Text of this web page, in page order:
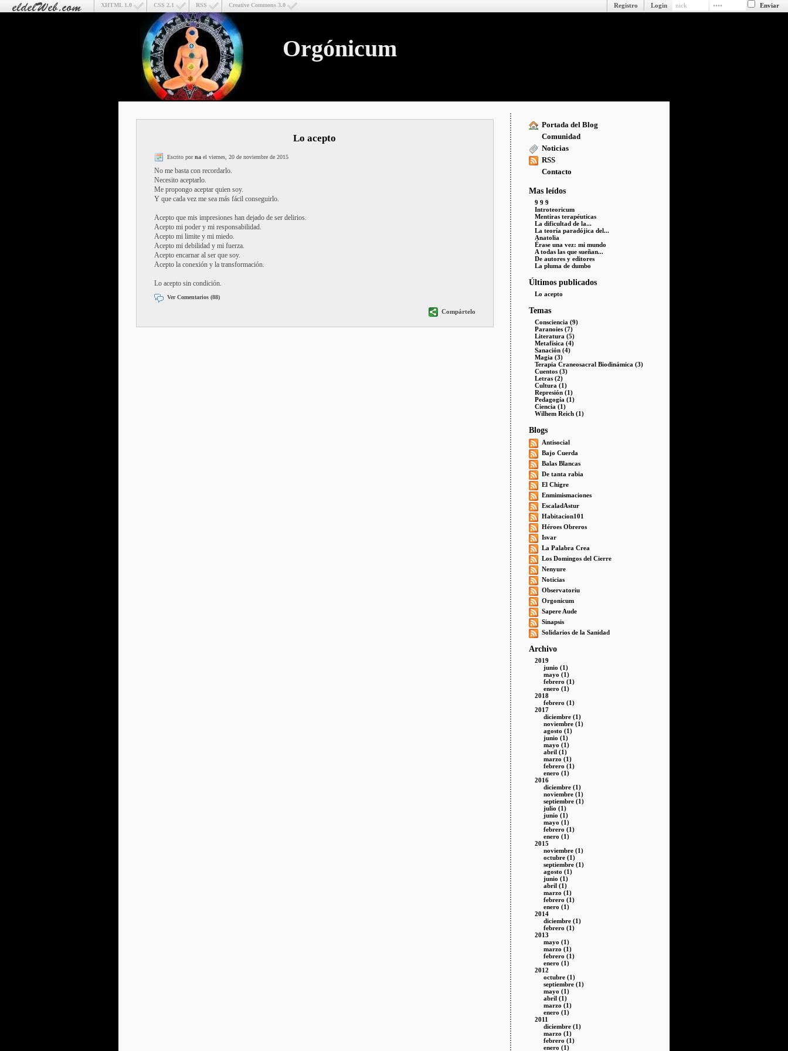
Creative Commons 3.0
RSS
CSS 2.1
XHTML 1.0 Login
Registro
Orgónicum
Portada del Blog
Comunidad
Noticias
RSS
Contacto
Mas leídos
9 9 9
Introteoricum
Mentiras terapéuticas
La dificultad de la...
La teoría paradójica del...
Anatolia
Érase una vez: mi mundo
A todas las que sueñan...
De autores y editores
La pluma de dumbo
Últimos publicados
Lo acepto
Temas
Consciencia (9)
Paranoies (7)
Literatura (5)
Metafísica (4)
Sanación (4)
Magia (3)
Terapia Craneosacral Biodinámica (3)
Cuentos (3)
Letras (2)
Cultura (1)
Represión (1)
Pedagogía (1)
Ciencia (1)
Wilhem Reich (1)
Blogs
Antisocial
Bajo Cuerda
Balas Blancas
De tanta rabia
El Chigre
Enmimismaciones
EscaladAstur
Habitacion101
Héroes Obreros
Isvar
La Palabra Crea
Los Domingos del Cierre
Nenyure
Noticias
Observatoriu
Orgonicum
Sapere Aude
Sinapsis
Solidarios de la Sanidad
Archivo
2019
junio (1)
mayo (1)
febrero (1)
enero (1)
2018
febrero (1)
2017
diciembre (1)
noviembre (1)
agosto (1)
junio (1)
mayo (1)
abril (1)
marzo (1)
febrero (1)
enero (1)
2016
diciembre (1)
noviembre (1)
septiembre (1)
julio (1)
junio (1)
mayo (1)
febrero (1)
enero (1)
2015
noviembre (1)
octubre (1)
septiembre (1)
agosto (1)
junio (1)
abril (1)
marzo (1)
febrero (1)
enero (1)
2014
diciembre (1)
febrero (1)
2013
mayo (1)
marzo (1)
febrero (1)
enero (1)
2012
octubre (1)
septiembre (1)
mayo (1)
abril (1)
marzo (1)
enero (1)
2011
diciembre (1)
marzo (1)
febrero (1)
enero (1)
Lo acepto
Escrito pornael viernes, 20 de noviembre de 2015
No me basta con recordarlo.
Necesito aceptarlo.
Me propongo aceptar quien soy.
Y que cada vez me sea más fácil conseguirlo.
Acepto que mis impresiones han dejado de ser delirios.
Acepto mi poder y mi responsabilidad.
Acepto mi limite y mi miedo.
Acepto mi debilidad y mi fuerza.
Acepto encarnar al ser que soy.
Acepto la conexión y la transformación.
Lo acepto sin condición.
Ver Comentarios (88)
Compártelo